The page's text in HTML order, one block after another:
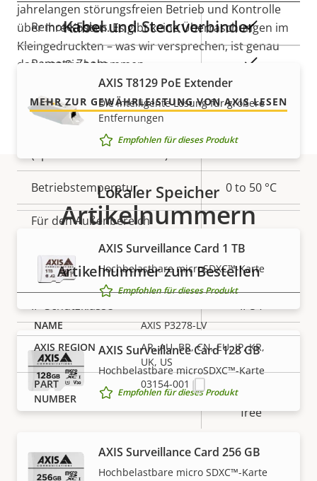
Eigentumsbeschreibung Eigentumswert
Remote-Fokus Ja
Remote-Zoom
Integrierte IR-Beleuchtung Ja
Lokaler Speicher
Betriebstemperatur 0 to 50 °C
Für den Außenbereich
–
Vandalismus-Schutzklasse IK10
IP-Schutzklasse IP54
Nachlackierungsgeeignet Ja
Nachhaltigkeit
BFR/CFR
free, PVC
free
Kabel und Steckverbinder
AXIS T8129 PoE Extender
Die intelligente Lösung für größere
Entfernungen
Empfohlen für dieses Produkt
Lokaler Speicher
AXIS Surveillance Card 1 TB
Hochbelastbare microSDXC™-Karte
Empfohlen für dieses Produkt
AXIS Surveillance Card 128 GB
Hochbelastbare microSDXC™-Karte
Empfohlen für dieses Produkt
AXIS Surveillance Card 256 GB
Hochbelastbare micro SDXC™-Karte
jahrelangen störungsfreien Betrieb und Kontrolle
über Ihre Kosten. Es gibt keine Überraschungen im
Kleingedruckten – was wir versprechen, ist genau
das, was Sie bekommen.
MEHR ZUR GEWÄHRLEISTUNG VON AXIS LESEN
Artikelnummern
Artikelnummer zum Bestellen
AXIS P3278-LV
AR, AU, BR, CN, EU, JP, KR,
UK, US
03154-001